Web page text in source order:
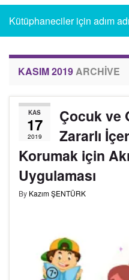
Kütüphaneciler için adım
KASIM 2019ARCHIVE
KAS
17
2019
Çocuk ve
Zararlı
Korumak için
Uygulaması
By Kazım ŞENTÜRK